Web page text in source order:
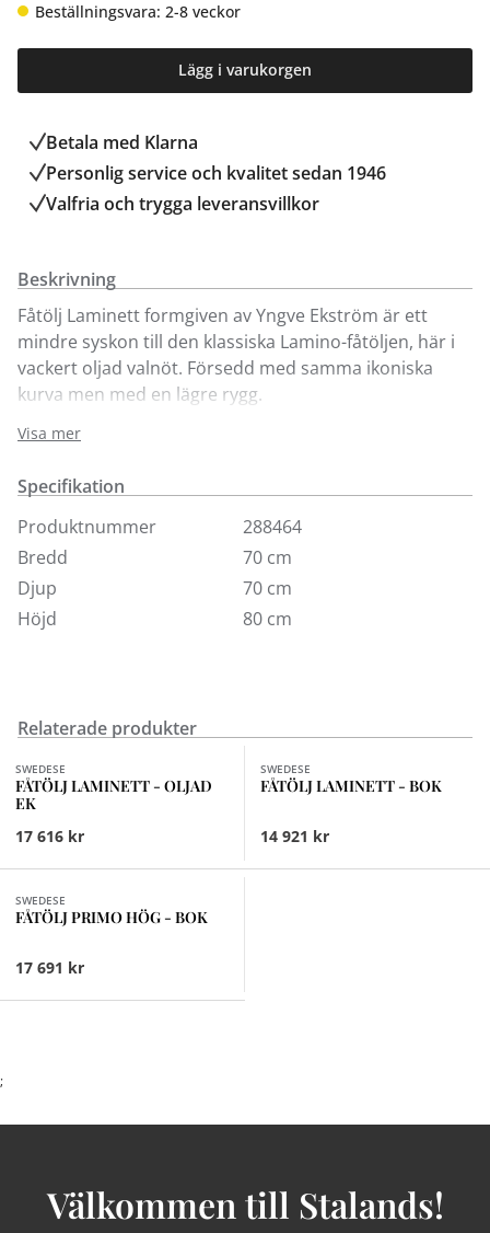
Beställningsvara: 2-8 veckor
Lägg i varukorgen
Betala med Klarna
Personlig service och kvalitet sedan 1946
Valfria och trygga leveransvillkor
Beskrivning
Fåtölj Laminett formgiven av Yngve Ekström är ett
mindre syskon till den klassiska Lamino-fåtöljen, här i
vackert oljad valnöt. Försedd med samma ikoniska
kurva men med en lägre rygg.
finns i flera olika träslag, färger och klädslar.
Precis som Lamino är Laminett en tidlös klassiker som
håller i generationer.
Visas här i med fårskinn i sju olika färger och oljad
valnöt.
Visa mer
Specifikation
Produktnummer
288464
Bredd
70 cm
Djup
70 cm
Höjd
80 cm
Relaterade produkter
Finns i fler val (7)
SWEDESE
FÅTÖLJ LAMINETT - OLJAD
EK
17 616 kr
SWEDESE
FÅTÖLJ LAMINETT - BOK
14 921 kr
SWEDESE
FÅTÖLJ PRIMO HÖG - BOK
17 691 kr
;
Välkommen till Stalands!